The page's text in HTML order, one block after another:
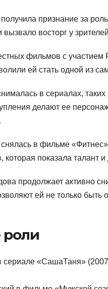
признание за
восторг у
фильмов с участием
ей стать одной из
в сериалах,
делают ее
в фильме
которая показала талант
продолжает активно
ей не только
роли
сериале «СашаТаня»